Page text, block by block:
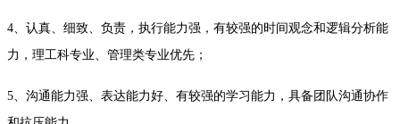
4、认真、细致、负责，执行能力强，有较强的时间观念和逻辑分析能
力，理工科专业、管理类专业优先；
5、沟通能力强、表达能力好、有较强的学习能力，具备团队沟通协作